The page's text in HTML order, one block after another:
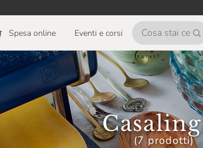
Spesa online Eventi e corsi
(7 prodotti)